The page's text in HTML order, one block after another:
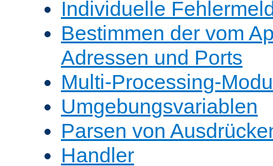
Individuelle
Bestimmen der vom
Adressen und Ports
Multi-Processing-
Umgebungsvariablen
Parsen von
Handler